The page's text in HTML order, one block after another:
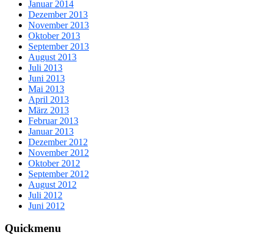
Januar 2014
Dezember 2013
November 2013
Oktober 2013
September 2013
August 2013
Juli 2013
Juni 2013
Mai 2013
April 2013
März 2013
Februar 2013
Januar 2013
Dezember 2012
November 2012
Oktober 2012
September 2012
August 2012
Juli 2012
Juni 2012
Quickmenu